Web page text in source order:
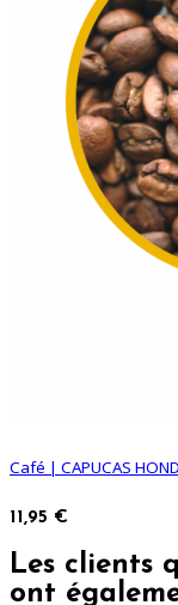
Café | CAPUCAS
11,95 €
Les clients
ont